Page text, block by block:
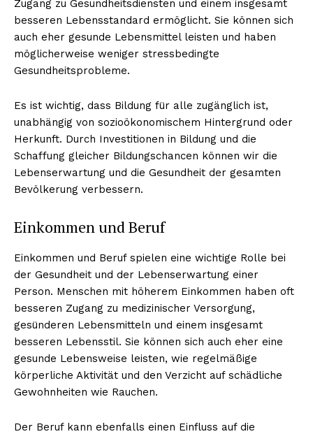
NEWSLETTER ABONNIEREN
Inhalte
Zugang zu Gesundheitsdiensten und einem insgesamt
besseren Lebensstandard ermöglicht. Sie können sich
auch eher gesunde Lebensmittel leisten und haben
möglicherweise weniger stressbedingte
Gesundheitsprobleme.
Es ist wichtig, dass Bildung für alle zugänglich ist,
unabhängig von sozioökonomischem Hintergrund oder
Herkunft. Durch Investitionen in Bildung und die
Schaffung gleicher Bildungschancen können wir die
Lebenserwartung und die Gesundheit der gesamten
Bevölkerung verbessern.
Einkommen und Beruf
Einkommen und Beruf spielen eine wichtige Rolle bei
der Gesundheit und der Lebenserwartung einer
Person. Menschen mit höherem Einkommen haben oft
besseren Zugang zu medizinischer Versorgung,
gesünderen Lebensmitteln und einem insgesamt
besseren Lebensstil. Sie können sich auch eher eine
gesunde Lebensweise leisten, wie regelmäßige
körperliche Aktivität und den Verzicht auf schädliche
Gewohnheiten wie Rauchen.
Der Beruf kann ebenfalls einen Einfluss auf die